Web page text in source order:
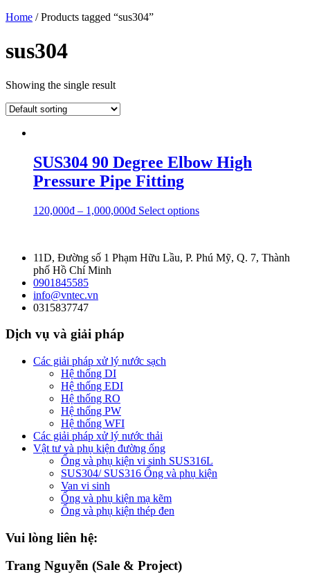
Home / Products tagged “sus304”
sus304
Showing the single result
SUS304 90 Degree Elbow High
Pressure Pipe Fitting
120,000₫ – 1,000,000₫ Select options
11D, Đường số 1 Phạm Hữu Lầu, P. Phú Mỹ, Q. 7, Thành
phố Hồ Chí Minh
0901845585
info@vntec.vn
0315837747
Dịch vụ và giải pháp
Các giải pháp xử lý nước sạch
Hệ thống DI
Hệ thống EDI
Hệ thống RO
Hệ thống PW
Hệ thống WFI
Các giải pháp xử lý nước thải
Vật tư và phụ kiện đường ống
Ống và phụ kiện vi sinh SUS316L
SUS304/ SUS316 Ống và phụ kiện
Van vi sinh
Ống và phụ kiện mạ kẽm
Ống và phụ kiện thép đen
Vui lòng liên hệ:
Trang Nguyễn (Sale & Project)